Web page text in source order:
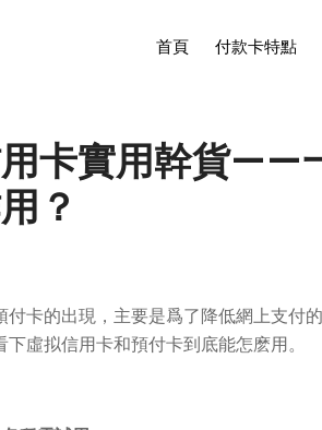
首頁 付款卡特點
卡實用幹貨——
？
付卡的出現，主要是爲了降低網上支付
下虛拟信用卡和預付卡到底能怎麽用。